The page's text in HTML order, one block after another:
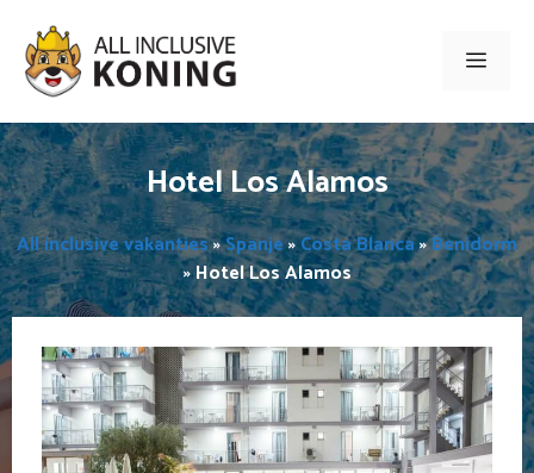
naar
inhoud
Menu
Hotel Los Alamos
All inclusive vakanties»Spanje»Costa Blanca»Benidorm
»Hotel Los Alamos